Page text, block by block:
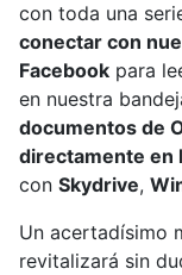
con toda una
conectar con
Facebook para
en nuestra
documentos de
directamente en
con Skydrive,
Un acertadísimo
revitalizará sin